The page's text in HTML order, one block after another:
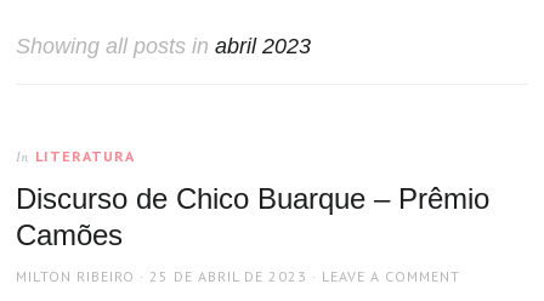
Showing all posts inabril 2023
In LITERATURA
Discurso de Chico Buarque – Prêmio
Camões
AUTHOR
MILTON RIBEIRO
POSTED
25 DE ABRIL DE 2023 LEAVE A COMMENT